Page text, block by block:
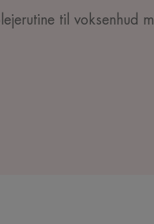
til voksenhud